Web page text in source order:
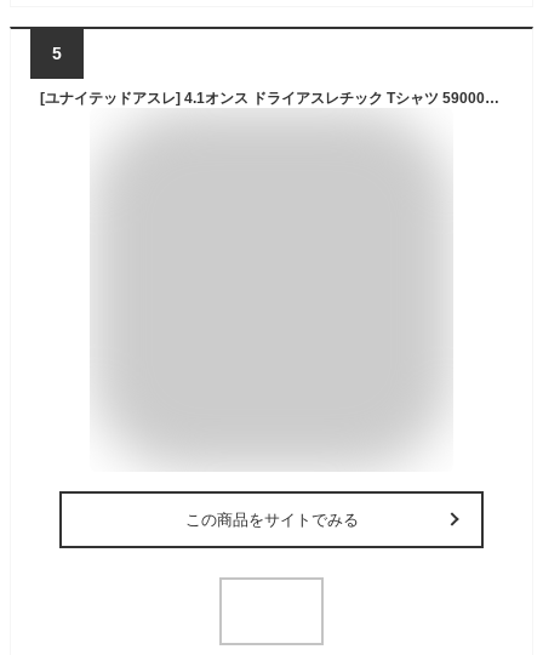
5
[ユナイテッドアスレ] 4.1オンス ドライアスレチック Tシャツ 590001 ブラック L
この商品をサイトでみる